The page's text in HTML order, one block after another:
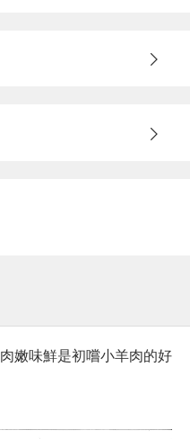
肉嫩味鮮是初嚐小羊肉的好